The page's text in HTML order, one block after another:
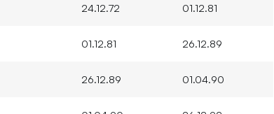
24.12.72 01.12.81
01.12.81 26.12.89
26.12.89 01.04.90